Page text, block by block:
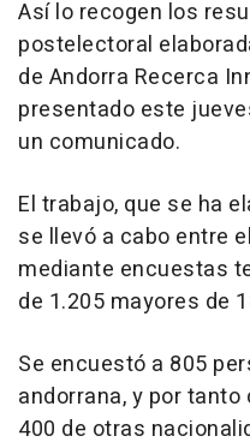
Así lo recogen los
postelectoral
de Andorra Recerca
presentado este
un comunicado.
El trabajo, que se ha
se llevó a cabo entre
mediante encuestas
de 1.205 mayores de
Se encuestó a 805
andorrana, y por
400 de otras